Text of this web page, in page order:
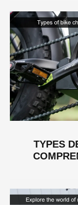
TYPES